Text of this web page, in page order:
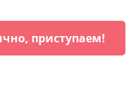
приступаем!